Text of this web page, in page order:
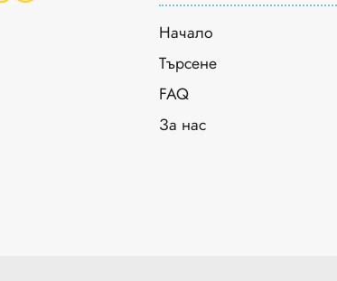
Начало
Търсене
FAQ
За нас